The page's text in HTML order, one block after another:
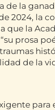
de la
2024, la
que la
prosa
de la
para